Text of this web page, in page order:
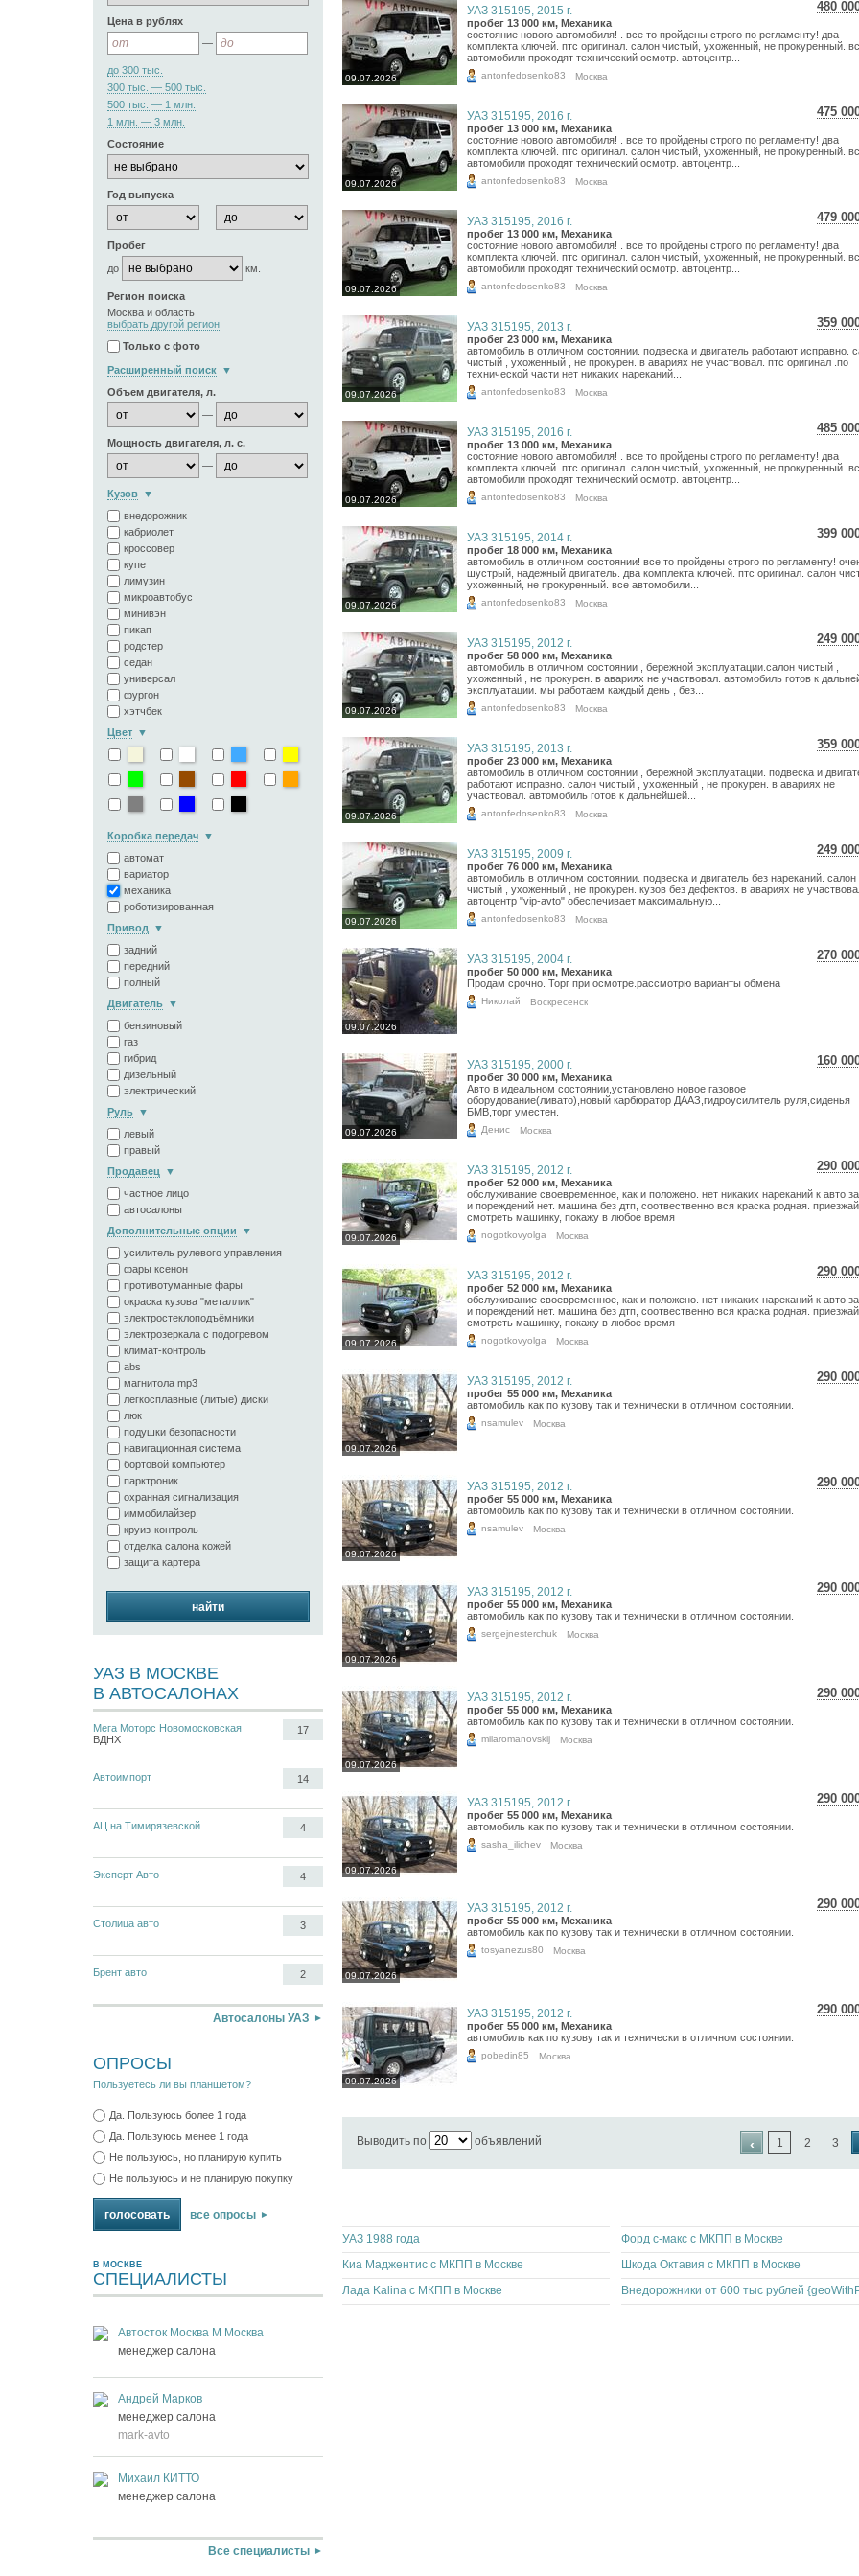
Цена в рублях
—
до 300 тыс.
300 тыс. — 500 тыс.
500 тыс. — 1 млн.
1 млн. — 3 млн.
Состояние
Год выпуска
—
Пробег
до
км.
Регион поиска
Москва и область
выбрать другой регион
Только с фото
Расширенный поиск
Объем двигателя, л.
—
Мощность двигателя, л. с.
—
Кузов
внедорожник
кабриолет
кроссовер
купе
лимузин
микроавтобус
минивэн
пикап
родстер
седан
универсал
фургон
хэтчбек
Цвет
Коробка передач
автомат
вариатор
механика
роботизированная
Привод
задний
передний
полный
Двигатель
бензиновый
газ
гибрид
дизельный
электрический
Руль
левый
правый
Продавец
частное лицо
автосалоны
Дополнительные опции
усилитель рулевого управления
фары ксенон
противотуманные фары
окраска кузова "металлик"
электростеклоподъёмники
электрозеркала с подогревом
климат-контроль
abs
магнитола mp3
легкосплавные (литые) диски
люк
подушки безопасности
навигационная система
бортовой компьютер
парктроник
охранная сигнализация
иммобилайзер
круиз-контроль
отделка салона кожей
защита картера
найти
УАЗ В МОСКВЕ
В АВТОСАЛОНАХ
Мега Моторс Новомосковская
ВДНХ
17
Автоимпорт 14
АЦ на Тимирязевской 4
Эксперт Авто 4
Столица авто 3
Брент авто 2
Автосалоны УАЗ
ОПРОСЫ
Пользуетесь ли вы планшетом?
Да. Пользуюсь более 1 года
Да. Пользуюсь менее 1 года
Не пользуюсь, но планирую купить
Не пользуюсь и не планирую покупку
все опросы
В МОСКВЕ
СПЕЦИАЛИСТЫ
Автосток Москва М Москва
менеджер салона
Андрей Марков
менеджер салона
mark-avto
Михаил КИТТО
менеджер салона
Все специалисты
09.07.2026
480
7
УАЗ 315195, 2015 г.
пробег 13 000 км, Механика
состояние нового автомобиля! . все то пройдены строго по регламенту! два
комплекта ключей. птс оригинал. салон чистый, ухоженный, не прокуренный.
автомобили проходят технический осмотр. автоцентр...
antonfedosenko83 Москва
09.07.2026
475
6
УАЗ 315195, 2016 г.
пробег 13 000 км, Механика
состояние нового автомобиля! . все то пройдены строго по регламенту! два
комплекта ключей. птс оригинал. салон чистый, ухоженный, не прокуренный.
автомобили проходят технический осмотр. автоцентр...
antonfedosenko83 Москва
09.07.2026
479
7
УАЗ 315195, 2016 г.
пробег 13 000 км, Механика
состояние нового автомобиля! . все то пройдены строго по регламенту! два
комплекта ключей. птс оригинал. салон чистый, ухоженный, не прокуренный.
автомобили проходят технический осмотр. автоцентр...
antonfedosenko83 Москва
09.07.2026
359
5
УАЗ 315195, 2013 г.
пробег 23 000 км, Механика
автомобиль в отличном состоянии. подвеска и двигатель работают исправно.
чистый , ухоженный , не прокурен. в авариях не участвовал. птс оригинал .по
технической части нет никаких нареканий...
antonfedosenko83 Москва
09.07.2026
485
7
УАЗ 315195, 2016 г.
пробег 13 000 км, Механика
состояние нового автомобиля! . все то пройдены строго по регламенту! два
комплекта ключей. птс оригинал. салон чистый, ухоженный, не прокуренный.
автомобили проходят технический осмотр. автоцентр...
antonfedosenko83 Москва
09.07.2026
399
5
УАЗ 315195, 2014 г.
пробег 18 000 км, Механика
автомобиль в отличном состоянии! все то пройдены строго по регламенту!
шустрый, надежный двигатель. два комплекта ключей. птс оригинал. салон
ухоженный, не прокуренный. все автомобили...
antonfedosenko83 Москва
09.07.2026
249
3
УАЗ 315195, 2012 г.
пробег 58 000 км, Механика
автомобиль в отличном состоянии , бережной эксплуатации.салон чистый ,
ухоженный , не прокурен. в авариях не участвовал. автомобиль готов к
эксплуатации. мы работаем каждый день , без...
antonfedosenko83 Москва
09.07.2026
359
5
УАЗ 315195, 2013 г.
пробег 23 000 км, Механика
автомобиль в отличном состоянии , бережной эксплуатации. подвеска и
работают исправно. салон чистый , ухоженный , не прокурен. в авариях не
участвовал. автомобиль готов к дальнейшей...
antonfedosenko83 Москва
09.07.2026
249
3
УАЗ 315195, 2009 г.
пробег 76 000 км, Механика
автомобиль в отличном состоянии. подвеска и двигатель без нареканий. салон
чистый , ухоженный , не прокурен. кузов без дефектов. в авариях не
автоцентр "vip-avto" обеспечивает максимальную...
antonfedosenko83 Москва
09.07.2026
270
УАЗ 315195, 2004 г.
пробег 50 000 км, Механика
Продам срочно. Торг при осмотре.рассмотрю варианты обмена
Николай Воскресенск
09.07.2026
160
УАЗ 315195, 2000 г.
пробег 30 000 км, Механика
Авто в идеальном состоянии,установлено новое газовое
оборудование(ливато),новый карбюратор ДААЗ,гидроусилитель руля,сиденья
БМВ,торг уместен.
Денис Москва
09.07.2026
290
4
УАЗ 315195, 2012 г.
пробег 52 000 км, Механика
обслуживание своевременное, как и положено. нет никаких нареканий к авто
и пореждений нет. машина без дтп, соотвественно вся краска родная.
смотреть машинку, покажу в любое время
nogotkovyolga Москва
09.07.2026
290
4
УАЗ 315195, 2012 г.
пробег 52 000 км, Механика
обслуживание своевременное, как и положено. нет никаких нареканий к авто
и пореждений нет. машина без дтп, соотвественно вся краска родная.
смотреть машинку, покажу в любое время
nogotkovyolga Москва
09.07.2026
290
УАЗ 315195, 2012 г.
пробег 55 000 км, Механика
автомобиль как по кузову так и технически в отличном состоянии.
nsamulev Москва
09.07.2026
290
УАЗ 315195, 2012 г.
пробег 55 000 км, Механика
автомобиль как по кузову так и технически в отличном состоянии.
nsamulev Москва
09.07.2026
290
УАЗ 315195, 2012 г.
пробег 55 000 км, Механика
автомобиль как по кузову так и технически в отличном состоянии.
sergejnesterchuk Москва
09.07.2026
290
УАЗ 315195, 2012 г.
пробег 55 000 км, Механика
автомобиль как по кузову так и технически в отличном состоянии.
milaromanovskij Москва
09.07.2026
290
УАЗ 315195, 2012 г.
пробег 55 000 км, Механика
автомобиль как по кузову так и технически в отличном состоянии.
sasha_ilichev Москва
09.07.2026
290
УАЗ 315195, 2012 г.
пробег 55 000 км, Механика
автомобиль как по кузову так и технически в отличном состоянии.
tosyanezus80 Москва
09.07.2026
290
УАЗ 315195, 2012 г.
пробег 55 000 км, Механика
автомобиль как по кузову так и технически в отличном состоянии.
pobedin85 Москва
Выводить по объявлений ‹ 1 2 3
УАЗ 1988 года
Форд с-макс с МКПП в Москве
Киа Маджентис с МКПП в Москве
Шкода Октавия с МКПП в Москве
Лада Kalina с МКПП в Москве
Внедорожники от 600 тыс рублей